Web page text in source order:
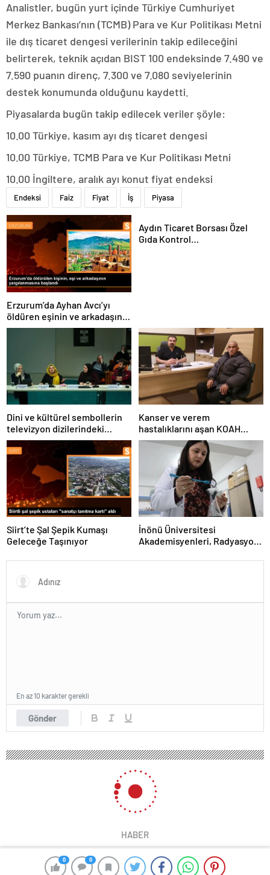
0 0
Analistler, bugün yurt içinde Türkiye Cumhuriyet
Merkez Bankası’nın (TCMB) Para ve Kur Politikası Metni
ile dış ticaret dengesi verilerinin takip edileceğini
belirterek, teknik açıdan BIST 100 endeksinde 7.490 ve
7.590 puanın direnç, 7.300 ve 7.080 seviyelerinin
destek konumunda olduğunu kaydetti.
Piyasalarda bugün takip edilecek veriler şöyle:
10.00 Türkiye, kasım ayı dış ticaret dengesi
10.00 Türkiye, TCMB Para ve Kur Politikası Metni
10.00 İngiltere, aralık ayı konut fiyat endeksi
Endeksi Faiz Fiyat İş Piyasa
Erzurum’da Ayhan Avcı’yı
öldüren eşinin ve arkadaşının
yargılanması başladı
Aydın Ticaret Borsası Özel
Gıda Kontrol
Dini ve kültürel sembollerin
televizyon dizilerindeki
temsili üzerine panel
düzenlendi
Kanser ve verem
hastalıklarını aşan KOAH
hastası hayata tutundu
Siirt’te Şal Şepik Kumaşı
Geleceğe Taşınıyor
İnönü Üniversitesi
Akademisyenleri, Radyasyon
Gönder
En az 10 karakter gerekli
HABER